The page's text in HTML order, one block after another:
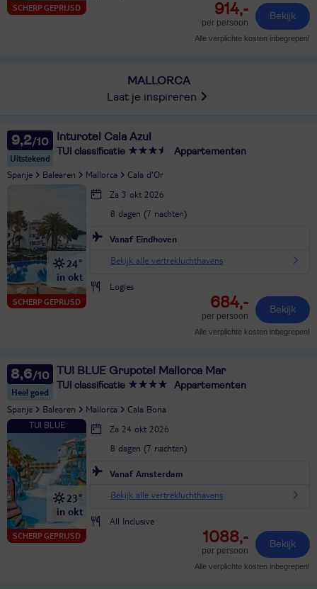
SCHERP GEPRIJSD 914,-
per persoon
Bekijk
Alle verplichte kosten inbegrepen!
MALLORCA
Laat je inspireren
9,2
Uitstekend
Inturotel Cala Azul
TUI classificatie Appartementen
Spanje Balearen Mallorca Cala d'Or
SCHERP GEPRIJSD
24°
in okt
Za 3 okt 2026
8 dagen (7 nachten)
Vanaf Eindhoven
Bekijk alle vertrekluchthavens
Logies
684,-
per persoon
Bekijk
Alle verplichte kosten inbegrepen!
8,6
Heel goed
TUI BLUE Grupotel Mallorca Mar
TUI classificatie Appartementen
Spanje Balearen Mallorca Cala Bona
SCHERP GEPRIJSD
23°
in okt
Za 24 okt 2026
8 dagen (7 nachten)
Vanaf Amsterdam
Bekijk alle vertrekluchthavens
All Inclusive
1088,-
per persoon
Bekijk
Alle verplichte kosten inbegrepen!